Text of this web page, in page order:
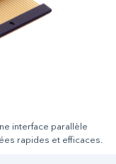
interface parallèle
rapides et efficaces.